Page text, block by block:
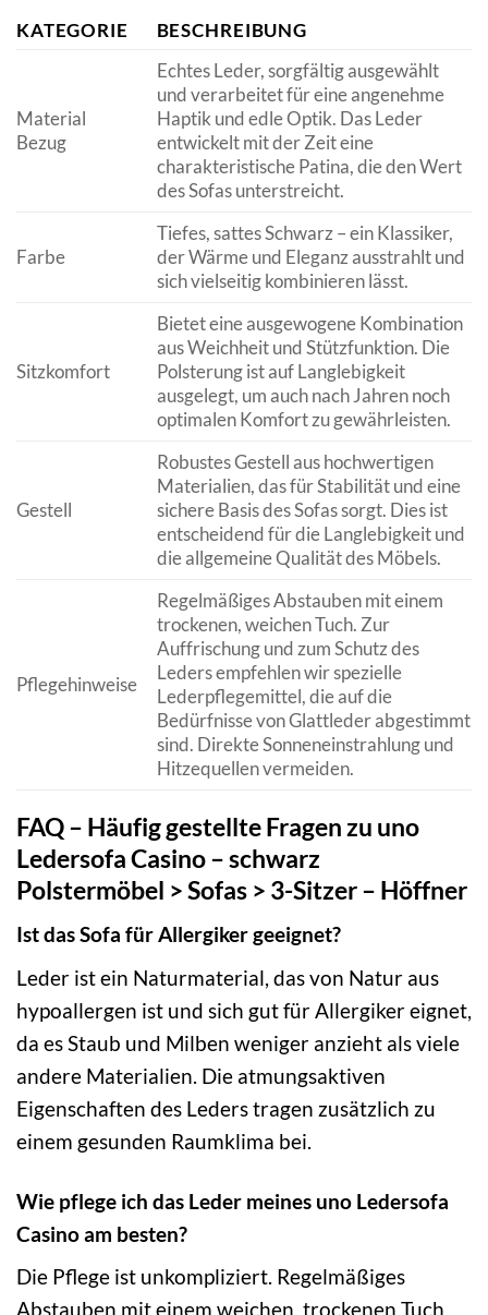
KATEGORIE BESCHREIBUNG
Material
Bezug
Echtes Leder, sorgfältig ausgewählt
und verarbeitet für eine angenehme
Haptik und edle Optik. Das Leder
entwickelt mit der Zeit eine
charakteristische Patina, die den Wert
des Sofas unterstreicht.
Farbe
Tiefes, sattes Schwarz – ein Klassiker,
der Wärme und Eleganz ausstrahlt und
sich vielseitig kombinieren lässt.
Sitzkomfort
Bietet eine ausgewogene Kombination
aus Weichheit und Stützfunktion. Die
Polsterung ist auf Langlebigkeit
ausgelegt, um auch nach Jahren noch
optimalen Komfort zu gewährleisten.
Gestell
Robustes Gestell aus hochwertigen
Materialien, das für Stabilität und eine
sichere Basis des Sofas sorgt. Dies ist
entscheidend für die Langlebigkeit und
die allgemeine Qualität des Möbels.
Pflegehinweise
Regelmäßiges Abstauben mit einem
trockenen, weichen Tuch. Zur
Auffrischung und zum Schutz des
Leders empfehlen wir spezielle
Lederpflegemittel, die auf die
Bedürfnisse von Glattleder abgestimmt
sind. Direkte Sonneneinstrahlung und
Hitzequellen vermeiden.
FAQ – Häufig gestellte Fragen zu uno
Ledersofa Casino – schwarz
Polstermöbel > Sofas > 3-Sitzer – Höffner
Ist das Sofa für Allergiker geeignet?
Leder ist ein Naturmaterial, das von Natur aus
hypoallergen ist und sich gut für Allergiker eignet,
da es Staub und Milben weniger anzieht als viele
andere Materialien. Die atmungsaktiven
Eigenschaften des Leders tragen zusätzlich zu
einem gesunden Raumklima bei.
Wie pflege ich das Leder meines uno Ledersofa
Casino am besten?
Die Pflege ist unkompliziert. Regelmäßiges
Abstauben mit einem weichen, trockenen Tuch